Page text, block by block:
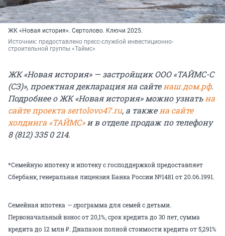
ЖК «Новая история». Сертолово. Ключи 2025.
Источник: предоставлено пресс-службой инвестиционно-
строительной группы «Таймс»
ЖК «Новая история» — застройщик ООО «ТАЙМС-С
(СЗ)», проектная декларация на сайте наш.дом.рф.
Подробнее о ЖК «Новая история» можно узнать на
сайте проекта sertolovo47.ru, а также на сайте
холдинга «ТАЙМС»и в отделе продаж по телефону
8 (812) 335 0 214.
*Семейную ипотеку и ипотеку с господдержкой предоставляет
Сбербанк, генеральная лицензия Банка России №1481 от 20.06.1991.
Семейная ипотека —программа для семей с детьми.
Первоначальный взнос от 20,1%, срок кредита до 30 лет, сумма
кредита до 12 млн ₽. Диапазон полной стоимости кредита от 5,291%